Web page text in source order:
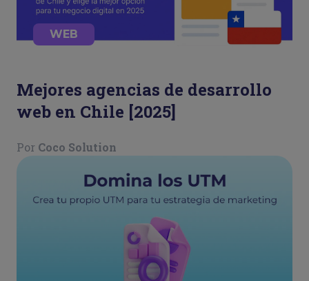
WEB
Mejores agencias de desarrollo
web en Chile [2025]
Por Coco Solution